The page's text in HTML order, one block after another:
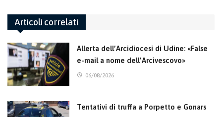
Articoli correlati
Allerta dell’Arcidiocesi di Udine: «False
e-mail a nome dell’Arcivescovo»
06/08/2026
Tentativi di truffa a Porpetto e Gonars